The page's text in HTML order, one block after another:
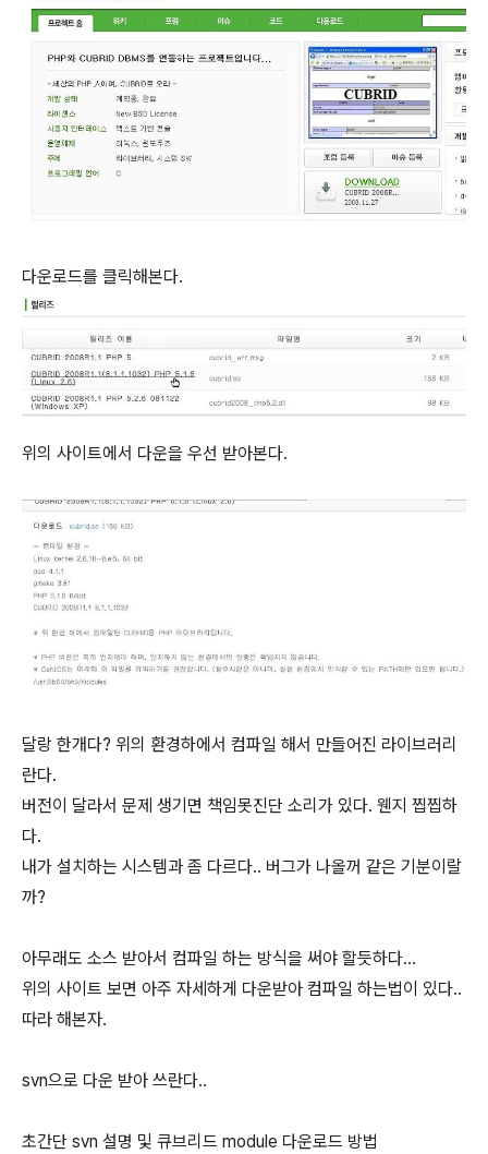
다운로드를 클릭해본다.
위의 사이트에서 다운을 우선 받아본다.
달랑 한개다? 위의 환경하에서 컴파일 해서 만들어진 라이브러리
란다.
버전이 달라서 문제 생기면 책임못진단 소리가 있다. 웬지 찝찝하
다.
내가 설치하는 시스템과 좀 다르다.. 버그가 나올꺼 같은 기분이랄
까?
아무래도 소스 받아서 컴파일 하는 방식을 써야 할듯하다...
위의 사이트 보면 아주 자세하게 다운받아 컴파일 하는법이 있다..
따라 해본자.
svn으로 다운 받아 쓰란다..
초간단 svn 설명 및 큐브리드 module 다운로드 방법